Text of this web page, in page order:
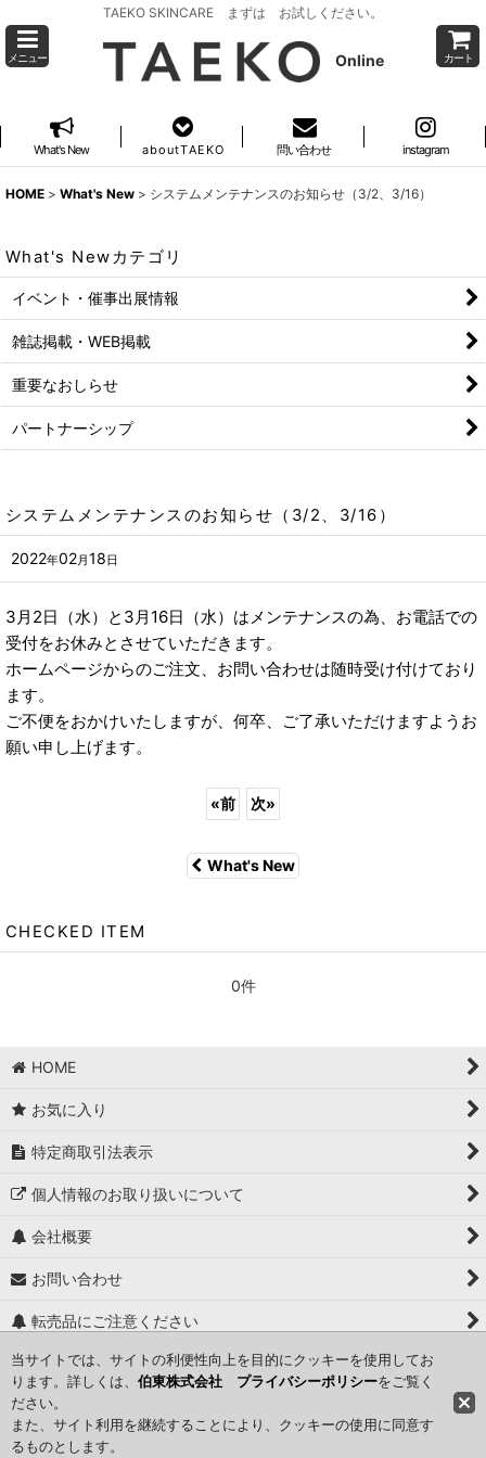
TAEKO SKINCARE まずは お試しください。
メニュー Online カート
What's New a b o u t T A E K O 問い合わせ instagram
HOME > What's New > システムメンテナンスのお知らせ（3/2、3/16）
システムメンテナンスのお知らせ（3/2、3/16）
2022年02月 18 日
3月2日（水）と3月16日（水）はメンテナンスの為、お電話での
受付をお休みとさせていただきます。
ホームページからのご注文、お問い合わせは随時受け付けており
ます。
ご不便をおかけいたしますが、何卒、ご了承いただけますようお
願い申し上げます。
«前 次»
What's New
What's Newカテゴリ
イベント・催事出展情報
雑誌掲載・WEB掲載
重要なおしらせ
パートナーシップ
CHECKED ITEM
0件
HOME
お気に入り
特定商取引法表示
個人情報のお取り扱いについて
会社概要
お問い合わせ
転売品にご注意ください
関連ページ一覧
TAEKO Skincare ： Copyright©2016 Hakuto Co., Ltd. All Rights
当サイトでは、サイトの利便性向上を目的にクッキーを使用してお
ります。詳しくは、 伯東株式会社 プライバシーポリシーをご覧く
ださい。
また、サイト利用を継続することにより、クッキーの使用に同意す
るものとします。